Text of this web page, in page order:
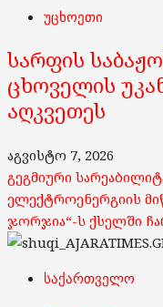
უცხოეთი
სარფის
ცხოველის
აღკვეთეს
აგვისტო 7, 2026
გეგმიური
ელექტროენერგიის
ჯორჯია“-ს ქსელში
საქართველო